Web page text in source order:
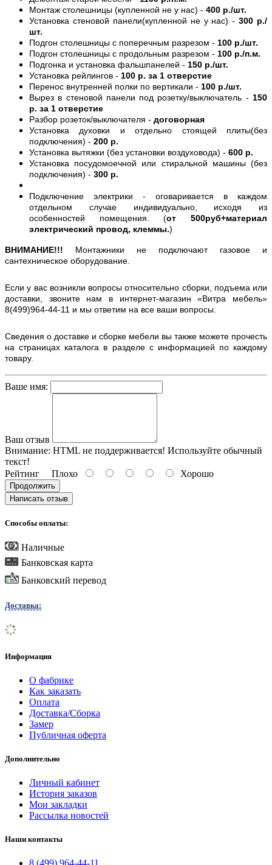
Монтаж столешницы (купленной не у нас) - 400 р./шт.
Установка стеновой панели(купленной не у нас) -300 р./
шт.
Подгон столешницы с поперечным разрезом - 100 р./шт.
Подгон столешницы с продольным разрезом - 100 р./п.м.
Подгонка и установка фальшпанелей - 150 р./шт.
Установка рейлингов - 100 р. за 1 отверстие
Перенос внутренней полки по вертикали - 100 р./шт.
Вырез в стеновой панели под розетку/выключатель - 150
р. за 1 отверстие
Разбор розеток/выключателя - договорная
Установка духовки и отдельно стоящей плиты(без
подключения) - 200 р.
Установка вытяжки (без установки воздуховода) - 600 р.
Установка посудомоечной или стиральной машины (без
подключения) - 300 р.
Подключение электрики - оговаривается в каждом
отдельном случае индивидуально, исходя из
особенностей помещения. (от 500руб+материал
электрический провод, клеммы.)
ВНИМАНИЕ!!! Монтажники не подключают газовое и
сантехническое оборудование.
Если у вас возникли вопросы относительно сборки, подъема или
доставки, звоните нам в интернет-магазин «Витра мебель»
8(499)964-44-11 и мы ответим на все ваши вопросы.
Сведения о доставке и сборке мебели вы также можете прочесть
на страницах каталога в разделе с информацией по каждому
товару.
Ваше имя:
Ваш отзыв
Внимание: HTML не поддерживается! Используйте обычный
текст!
Рейтинг Плохо Хорошо
Продолжить
Написать отзыв
Способы оплаты:
Наличные
Банковская карта
Банковский перевод
Доставка:
Информация
О фабрике
Как заказать
Оплата
Доставка/Сборка
Замер
Публичная оферта
Дополнительно
Личный кабинет
История заказов
Мои закладки
Рассылка новостей
Наши контакты